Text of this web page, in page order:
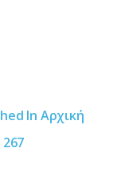
In Αρχική
267